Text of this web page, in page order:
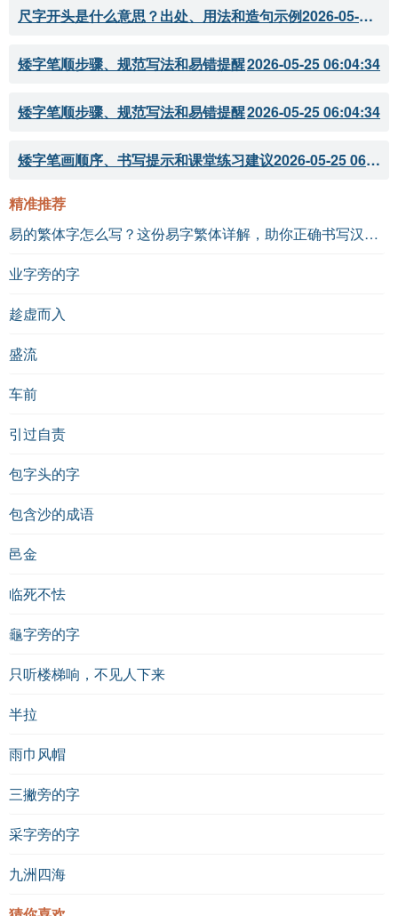
尺字开头是什么意思？出处、用法和造句示例 2026-05-28 18:18:05
矮字笔顺步骤、规范写法和易错提醒2026-05-25 06:04:34
矮字笔顺步骤、规范写法和易错提醒2026-05-25 06:04:34
矮字笔画顺序、书写提示和课堂练习建议 2026-05-25 06:04:33
精准推荐
易的繁体字怎么写？这份易字繁体详解，助你正确书写汉字_汉字繁体学习
业字旁的字
趁虚而入
盛流
车前
引过自责
包字头的字
包含沙的成语
邑金
临死不怯
龜字旁的字
只听楼梯响，不见人下来
半拉
雨巾风帽
三撇旁的字
采字旁的字
九洲四海